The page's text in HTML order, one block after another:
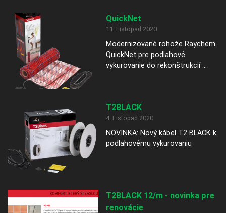
QuickNet
11. Listopad 2020
Modernizované rohože Raychem
QuickNet pre podlahové
vykurovanie do rekonštrukcií ...
T2BLACK
4. Listopad 2020
NOVINKA: Nový kábel T2 BLACK k
podlahovému vykurovaniu
T2BLACK 12/m - novinka pre
renovácie